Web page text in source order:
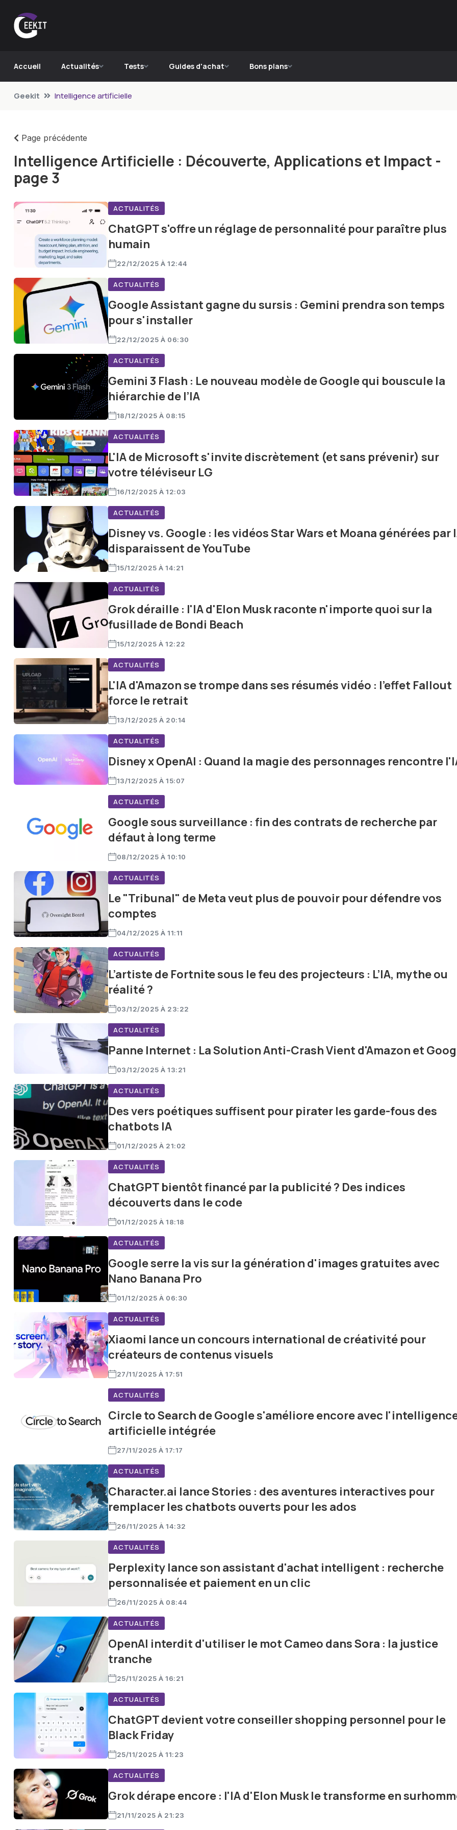
Accueil Actualités Tests Guides d'achat Bons plans
Geekit Intelligence artificielle
Page précédente
Intelligence Artificielle : Découverte, Applications et Impact -
page 3
ACTUALITÉS
ChatGPT s'offre un réglage de personnalité pour paraître plus
humain
22/12/2025 À 12:44
ACTUALITÉS
Google Assistant gagne du sursis : Gemini prendra son temps
pour s'installer
22/12/2025 À 06:30
ACTUALITÉS
Gemini 3 Flash : Le nouveau modèle de Google qui bouscule la
hiérarchie de l’IA
18/12/2025 À 08:15
ACTUALITÉS
L'IA de Microsoft s'invite discrètement (et sans prévenir) sur
votre téléviseur LG
16/12/2025 À 12:03
ACTUALITÉS
Disney vs. Google : les vidéos Star Wars et Moana générées par
disparaissent de YouTube
15/12/2025 À 14:21
ACTUALITÉS
Grok déraille : l'IA d'Elon Musk raconte n'importe quoi sur la
fusillade de Bondi Beach
15/12/2025 À 12:22
ACTUALITÉS
L'IA d'Amazon se trompe dans ses résumés vidéo : l'effet Fallout
force le retrait
13/12/2025 À 20:14
ACTUALITÉS
Disney x OpenAI : Quand la magie des personnages rencontre
13/12/2025 À 15:07
ACTUALITÉS
Google sous surveillance : fin des contrats de recherche par
défaut à long terme
08/12/2025 À 10:10
ACTUALITÉS
Le "Tribunal" de Meta veut plus de pouvoir pour défendre vos
comptes
04/12/2025 À 11:11
ACTUALITÉS
L’artiste de Fortnite sous le feu des projecteurs : L’IA, mythe ou
réalité ?
03/12/2025 À 23:22
ACTUALITÉS
Panne Internet : La Solution Anti-Crash Vient d'Amazon et
03/12/2025 À 13:21
ACTUALITÉS
Des vers poétiques suffisent pour pirater les garde-fous des
chatbots IA
01/12/2025 À 21:02
ACTUALITÉS
ChatGPT bientôt financé par la publicité ? Des indices
découverts dans le code
01/12/2025 À 18:18
ACTUALITÉS
Google serre la vis sur la génération d'images gratuites avec
Nano Banana Pro
01/12/2025 À 06:30
ACTUALITÉS
Xiaomi lance un concours international de créativité pour
créateurs de contenus visuels
27/11/2025 À 17:51
ACTUALITÉS
Circle to Search de Google s'améliore encore avec
artificielle intégrée
27/11/2025 À 17:17
ACTUALITÉS
Character.ai lance Stories : des aventures interactives pour
remplacer les chatbots ouverts pour les ados
26/11/2025 À 14:32
ACTUALITÉS
Perplexity lance son assistant d'achat intelligent : recherche
personnalisée et paiement en un clic
26/11/2025 À 08:44
ACTUALITÉS
OpenAI interdit d'utiliser le mot Cameo dans Sora : la justice
tranche
25/11/2025 À 16:21
ACTUALITÉS
ChatGPT devient votre conseiller shopping personnel pour le
Black Friday
25/11/2025 À 11:23
ACTUALITÉS
Grok dérape encore : l'IA d'Elon Musk le transforme en
21/11/2025 À 21:23